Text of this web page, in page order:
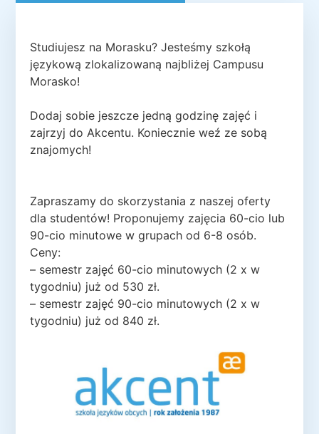
Studiujesz na Morasku? Jesteśmy szkołą
językową zlokalizowaną najbliżej Campusu
Morasko!
Dodaj sobie jeszcze jedną godzinę zajęć i
zajrzyj do Akcentu. Koniecznie weź ze sobą
znajomych!
Zapraszamy do skorzystania z naszej oferty
dla studentów! Proponujemy zajęcia 60-cio lub
90-cio minutowe w grupach od 6-8 osób.
Ceny:
– semestr zajęć 60-cio minutowych (2 x w
tygodniu) już od 530 zł.
– semestr zajęć 90-cio minutowych (2 x w
tygodniu) już od 840 zł.